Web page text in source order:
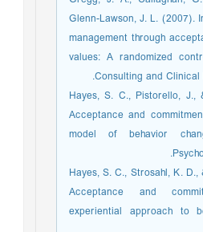
Glenn-Lawson, J. L. (2007).
management through
values: A randomized
Consulting and
Hayes, S. C., Pistorello,
Acceptance and
model of behavior
Hayes, S. C., Strosahl, K.
Acceptance and
experiential approach to